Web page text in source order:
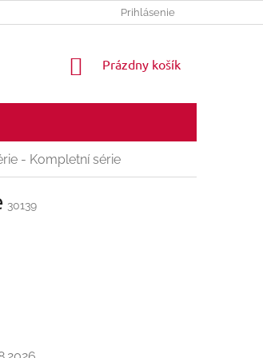
Prihlásenie
NÁKUPNÝ
Prázdny košík
- Kompletní série
30139